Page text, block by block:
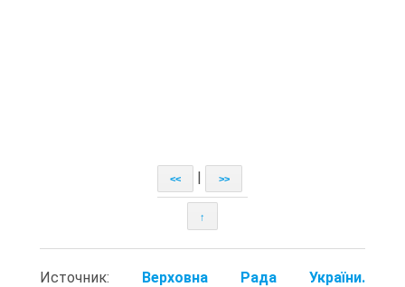
<< >>
↑
Источник: Верховна Рада України.